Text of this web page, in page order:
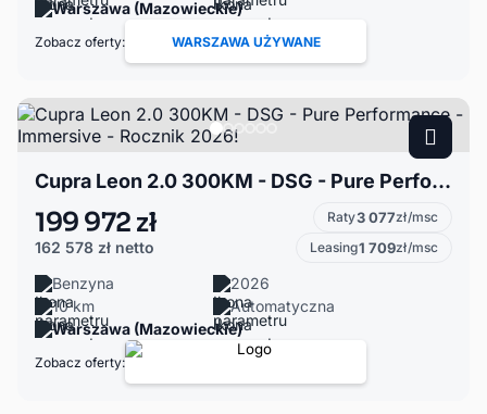
Warszawa (Mazowieckie)
Zobacz oferty: WARSZAWA UŻYWANE
Cupra Leon 2.0 300KM - DSG - Pure Performance - Immersive - Rocznik 2026!
199 972 zł
162 578 zł netto
Raty3 077zł/msc
Leasing1 709zł/msc
Benzyna
2026
10 km
Automatyczna
Warszawa (Mazowieckie)
Zobacz oferty: